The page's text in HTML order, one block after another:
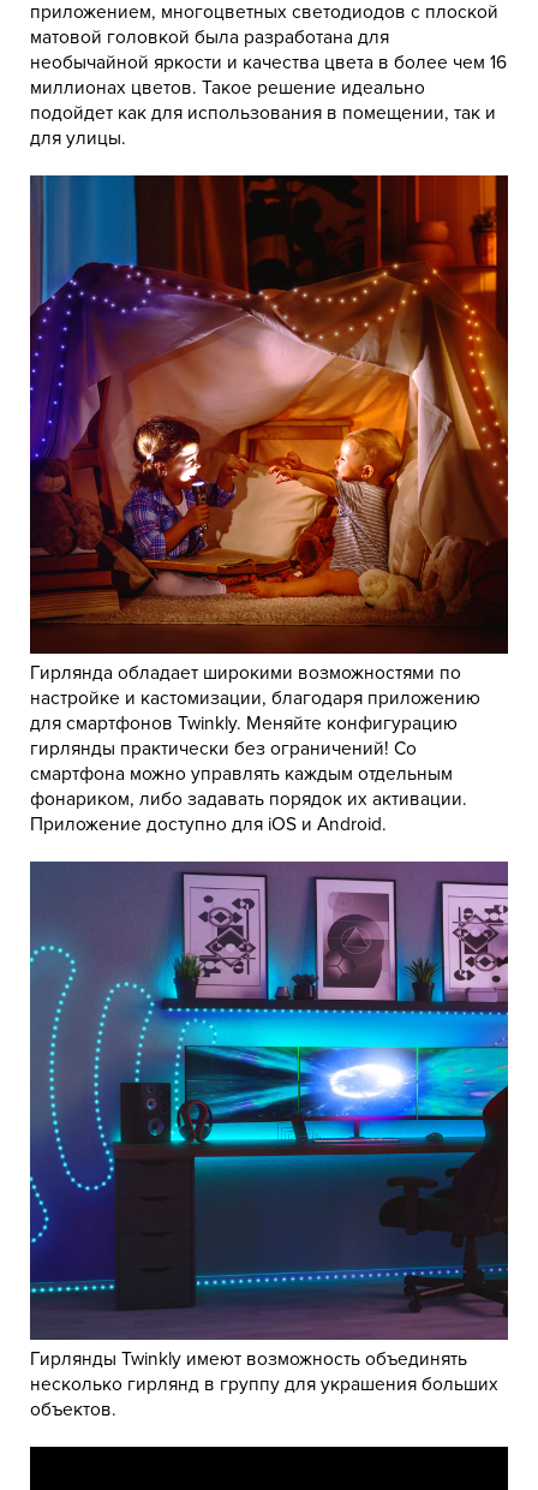
приложением, многоцветных светодиодов с плоской
матовой головкой была разработана для
необычайной яркости и качества цвета в более чем 16
миллионах цветов. Такое решение идеально
подойдет как для использования в помещении, так и
для улицы.
Гирлянда обладает широкими возможностями по
настройке и кастомизации, благодаря приложению
для смартфонов Twinkly. Меняйте конфигурацию
гирлянды практически без ограничений! Со
смартфона можно управлять каждым отдельным
фонариком, либо задавать порядок их активации.
Приложение доступно для iOS и Android.
Гирлянды Twinkly имеют возможность объединять
несколько гирлянд в группу для украшения больших
объектов.